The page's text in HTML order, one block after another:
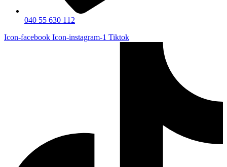
040 55 630 112
Icon-facebook Icon-instagram-1 Tiktok